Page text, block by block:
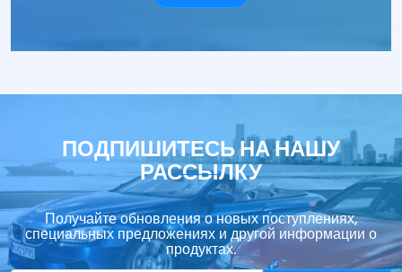
ПОДПИШИТЕСЬ НА НАШУ
РАССЫЛКУ
Получайте обновления о новых поступлениях,
специальных предложениях и другой информации о
продуктах.